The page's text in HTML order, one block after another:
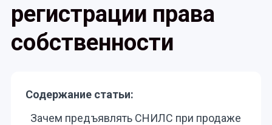
регистрации права
собственности
Содержание статьи:
Зачем предъявлять СНИЛС при продаже